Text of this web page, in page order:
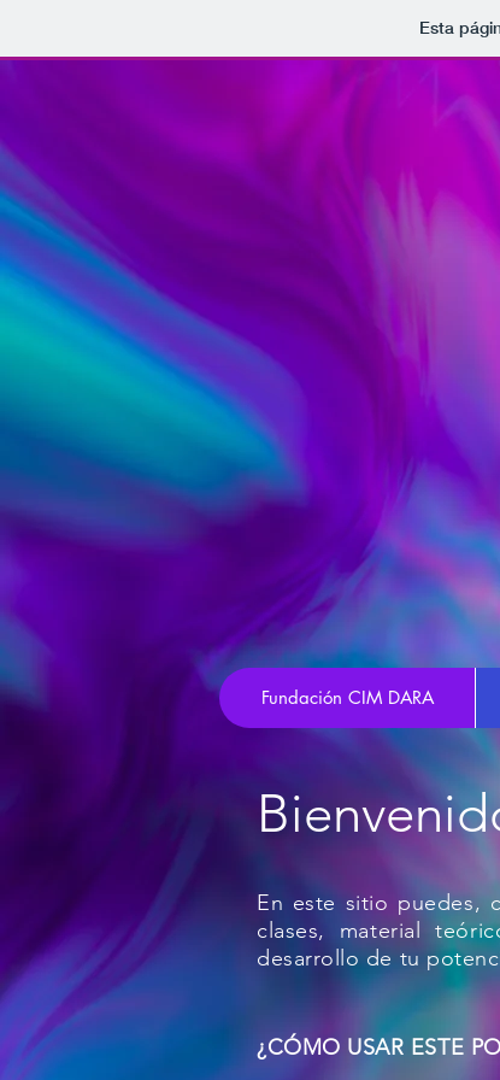
Esta
En este sitio puedes,
clases, material
desarrollo de tu
¿CÓMO USAR ESTE
Fundación CIM DARA